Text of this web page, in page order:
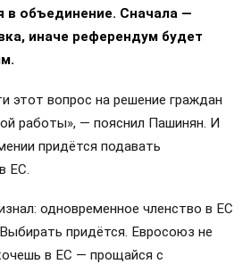
в объединение. Сначала —
иначе референдум будет
этот вопрос на решение граждан
работы», — пояснил Пашинян. И
придётся подавать
ЕС.
одновременное членство в ЕС
придётся. Евросоюз не
в ЕС — прощайся с